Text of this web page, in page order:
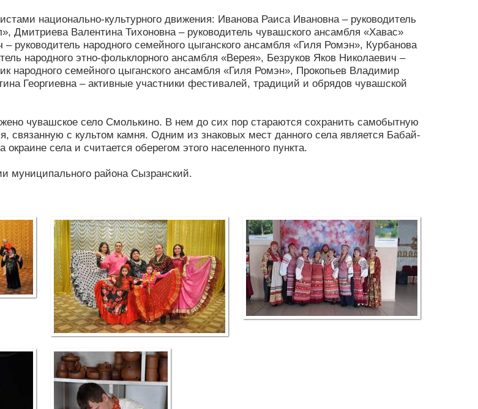
национально-культурного движения: Иванова Раиса Ивановна – руководитель
Дмитриева Валентина Тихоновна – руководитель чувашского ансамбля «Хавас»
руководитель народного семейного цыганского ансамбля «Гиля Ромэн», Курбанова
народного этно-фольклорного ансамбля «Верея», Безруков Яков Николаевич –
народного семейного цыганского ансамбля «Гиля Ромэн», Прокопьев Владимир
Георгиевна – активные участники фестивалей, традиций и обрядов чувашской
чувашское село Смолькино. В нем до сих пор стараются сохранить самобытную
связанную с культом камня. Одним из знаковых мест данного села является Бабай-
села и считается оберегом этого населенного пункта.
муниципального района Сызранский.